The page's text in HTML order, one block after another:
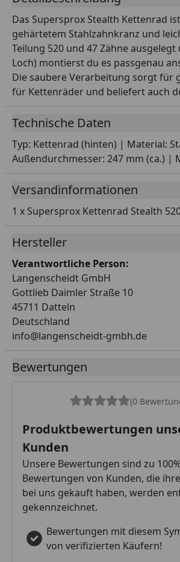
Das Supersprox Stealth Kettenrad
gehärtetem Stahlzahnkranz und
Teilung 520 und 47 Zähne
Loch) montierst du es passgenau
Die saubere Verarbeitung sorgt für
für Kettenräder und beliefert auch
Technische Daten
Typ: Kettenrad (hinten) | Material:
Außendurchmesser: 247 mm (ca.) |
Versandinformationen
1 x Supersprox Kettenrad Stealth
Hersteller
Verantwortliche Person:
Langenscheidt GmbH
Gottlieb Daimler Straße 10
45711 Datteln
Deutschland
info@langenscheidt-gmbh.de
Bewertungen
(0
Produktbewertungen
Kunden
Unsere Bewertungen sind zu
Bewertungen von Kunden, die
bei uns gekauft haben, werden
gekennzeichnet.
Bewertungen mit diesem
von verifizierten Käufern!